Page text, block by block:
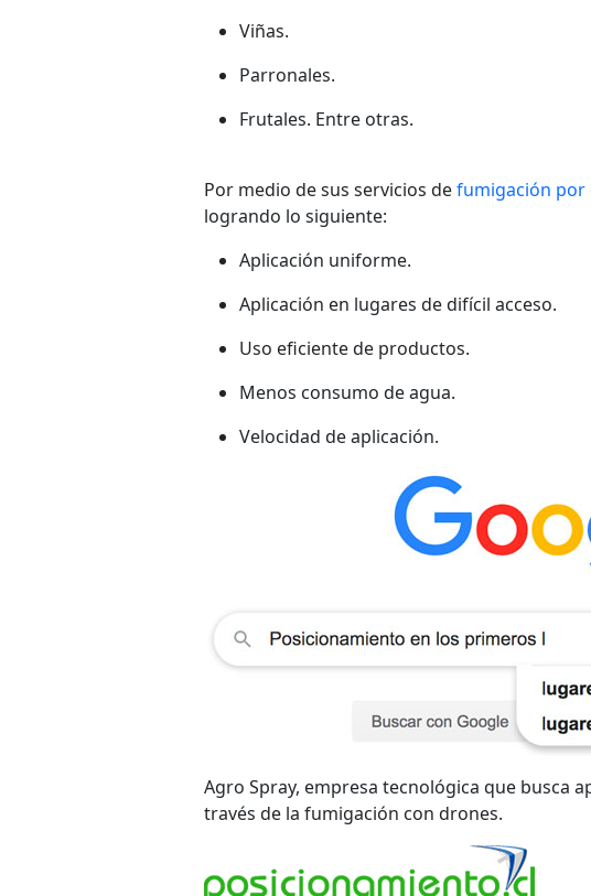
Viñas.
Parronales.
Frutales. Entre otras.
Por medio de sus servicios defumigación por
logrando lo siguiente:
Aplicación uniforme.
Aplicación en lugares de difícil acceso.
Uso eficiente de productos.
Menos consumo de agua.
Velocidad de aplicación.
Agro Spray, empresa tecnológica que busca
través de la fumigación con drones.